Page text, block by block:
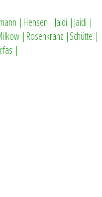
| Hensen | Jaidi | Jaidi |
| Rosenkranz |Schütte |
|